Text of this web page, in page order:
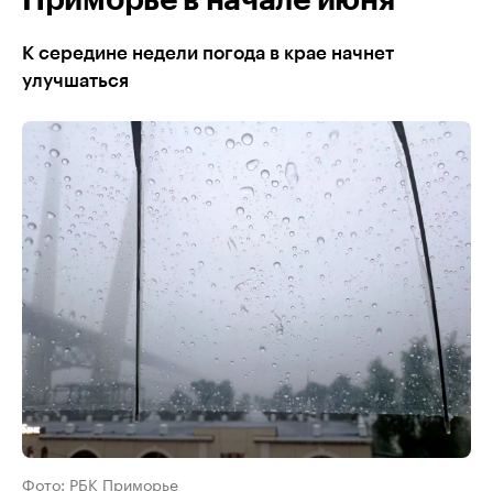
К середине недели погода в крае начнет
улучшаться
Фото: РБК Приморье